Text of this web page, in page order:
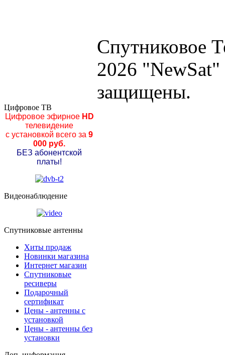
Спутниковое
2026
защищены.
Цифровое ТВ
Цифровое эфирноеHD
телевидение
с установкой всего за 9
000 руб.
БЕЗ абонентской
платы!
Видеонаблюдение
Спутниковые антенны
Хиты продаж
Новинки магазина
Интернет магазин
Спутниковые
ресиверы
Подарочный
сертификат
Цены - антенны с
установкой
Цены - антенны без
установки